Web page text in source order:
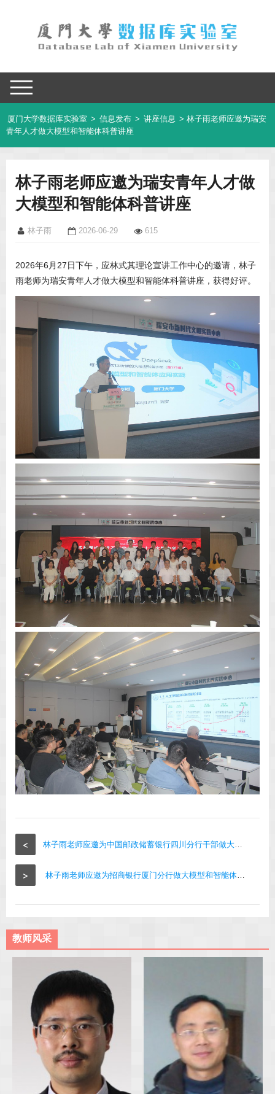
厦门大学数据库实验室 > 信息发布 > 讲座信息 > 林子雨老师应邀为瑞安
青年人才做大模型和智能体科普讲座
林子雨老师应邀为瑞安青年人才做
大模型和智能体科普讲座
林子雨 2026-06-29 615
2026年6月27日下午，应林式其理论宣讲工作中心的邀请，林子
雨老师为瑞安青年人才做大模型和智能体科普讲座，获得好评。
< 林子雨老师应邀为中国邮政储蓄银行四川分行干部做大模型讲座
> 林子雨老师应邀为招商银行厦门分行做大模型和智能体讲座
教师风采